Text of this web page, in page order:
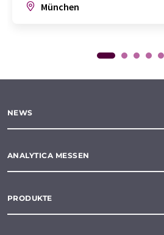
München
NEWS
ANALYTICA MESSEN
PRODUKTE